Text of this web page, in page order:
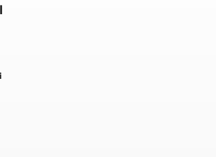
Developer: chi è, cosa fa e
nello sviluppo